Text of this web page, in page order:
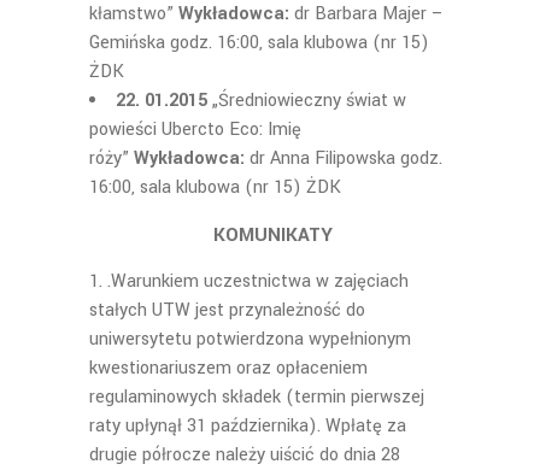
kłamstwo” Wykładowca: dr Barbara Majer –
Gemińska godz. 16:00, sala klubowa (nr 15)
ŻDK
22. 01.2015„Średniowieczny świat w
powieści Ubercto Eco: Imię
róży” Wykładowca: dr Anna Filipowska godz.
16:00, sala klubowa (nr 15) ŻDK
KOMUNIKATY
.Warunkiem uczestnictwa w zajęciach
stałych UTW jest przynależność do
uniwersytetu potwierdzona wypełnionym
kwestionariuszem oraz opłaceniem
regulaminowych składek (termin pierwszej
raty upłynął 31 października). Wpłatę za
drugie półrocze należy uiścić do dnia 28